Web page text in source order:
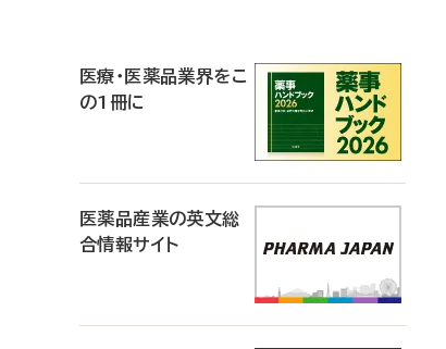
医療・医薬品業界をこ
の1冊に
医薬品産業の英文総
合情報サイト